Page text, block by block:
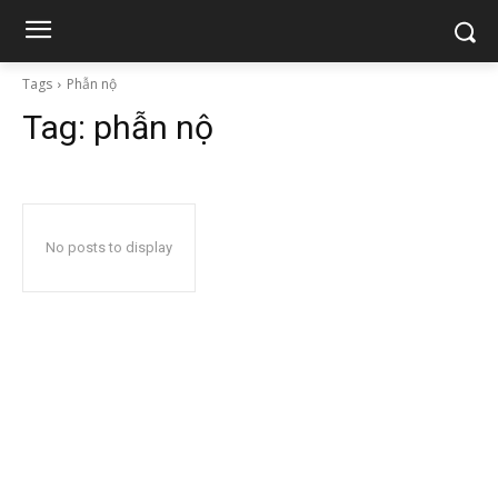
Tags Phẫn nộ
Tag: phẫn nộ
No posts to display